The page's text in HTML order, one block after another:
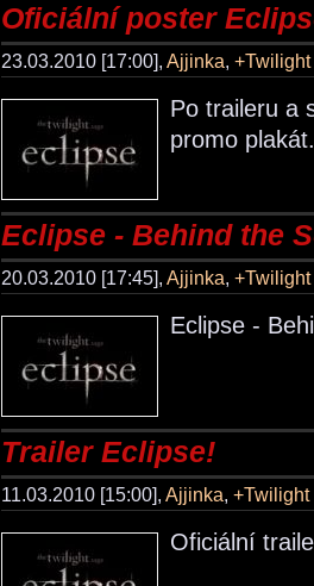
Oficiální poster
23.03.2010 [17:00], Ajjinka,
Po traileru a
promo plakát.
Eclipse - Behind the
20.03.2010 [17:45], Ajjinka,
Eclipse -
Trailer Eclipse!
11.03.2010 [15:00], Ajjinka, +Twilight
Oficiální